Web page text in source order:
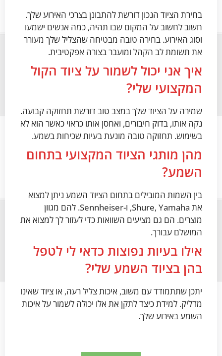
בחירת הציוד הנכון דורשת להתבונן בצרכי האירוע שלך.
חשוב לחשוב על המקום שבו תהיה, כמה אנשים ישמעו
וסוג האירוע. בחירה טובה מבטיחה שהצליל שלך מעורר
את תשומת לב הקהל ומועבר בצורה אפקטיבית.
איך אני יכול לשמור על ציוד הקול
המקצועי שלי?
שמירה על הציוד שלך במצב טוב דורשת תחזוקה קבועה.
נקה אותו, בדוק חיבורים, ואחסן אותו כראוי כאשר הוא לא
בשימוש. תחזוקה טובה מונעת בעיות שכיחות בשמע.
מהן מותגי הציוד המקצועי בתחום
השמע?
בין השמות המובילים בתחום הציוד השמע ניתן למצוא
את Shure, Yamaha, ו-Sennheiser. להם מגוון
מוצרים. הם גם מציעים השוואות כדי לעזור לך למצוא את
המושלם עבורך.
אילו בעיות נפוצות כדאי לי לטפל
בהן בציוד השמע שלי?
יתכן שתתמודד עם משוב, איכות צליל רעה, או ציוד שאינו
מדליק. למידת כיצד לתקן את אלו יכולה לשמור על איכות
השמע באירוע שלך.